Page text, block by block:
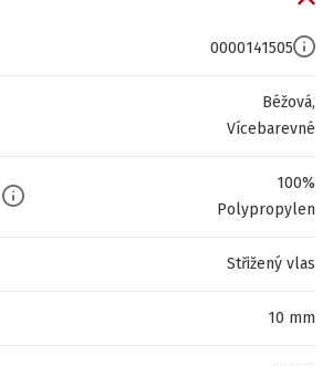
0000141505
Béžová,
Vícebarevné
100%
Polypropylen
Střižený vlas
10 mm